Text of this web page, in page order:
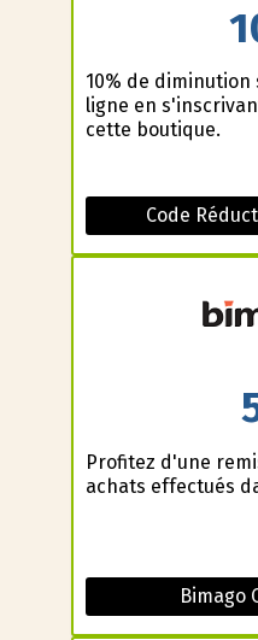
10% de diminution
ligne en
cette boutique.
Code
Profitez d'une
achats effectués
Bimago